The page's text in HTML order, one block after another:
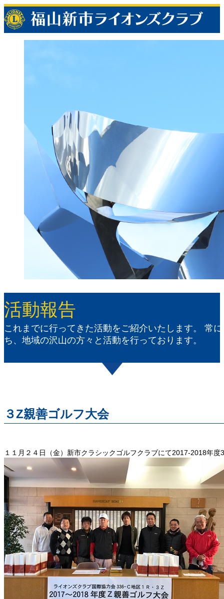
活動報告
これまでに行ってきた活動をご紹介いたします。 常
ち、地域の沢山の方々と活動を行っております。
３Z親善ゴルフ大会
１１月２４日（金）新市クラシックゴルフクラブにて2017-2018年